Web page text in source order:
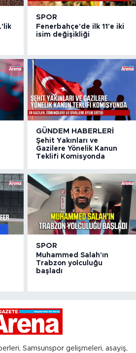
SPOR
Fenerbahçe'de ilk 11'e iki
isim değişikliği
GÜNDEM HABERLERI
Şehit Yakınları ve
Gazilere Yönelik Kanun
Teklifi Komisyonda
SPOR
Muhammed Salah'ın
Trabzon yolculuğu
başladı
Samsunspor gelişmeleri, asayiş,